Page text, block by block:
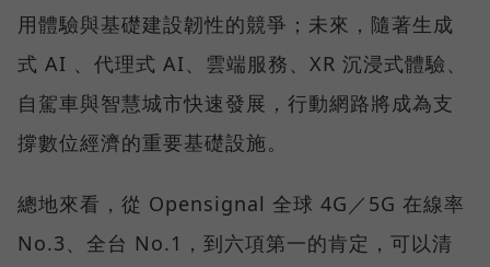
用體驗與基礎建設韌性的競爭；未來，隨著生成
式 AI 、代理式 AI、雲端服務、XR 沉浸式體驗、
自駕車與智慧城市快速發展，行動網路將成為支
撐數位經濟的重要基礎設施。
總地來看，從 Opensignal 全球 4G／5G 在線率
No.3、全台 No.1，到六項第一的肯定，可以清